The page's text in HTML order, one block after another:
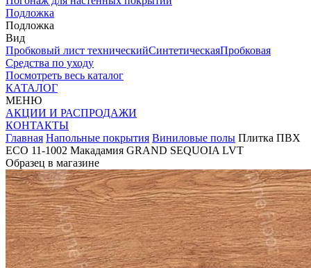
Подложка
Подложка
Вид
Пробковый лист техническийСинтетическаяПробковая
Средства по уходу
Посмотреть весь каталог
КАТАЛОГ
МЕНЮ
АКЦИИ И РАСПРОДАЖИ
КОНТАКТЫ
Главная Напольные покрытия Виниловые полы Плитка ПВХ
ЕСО 11-1002 Макадамия GRAND SEQUOIA LVT
Образец в магазине